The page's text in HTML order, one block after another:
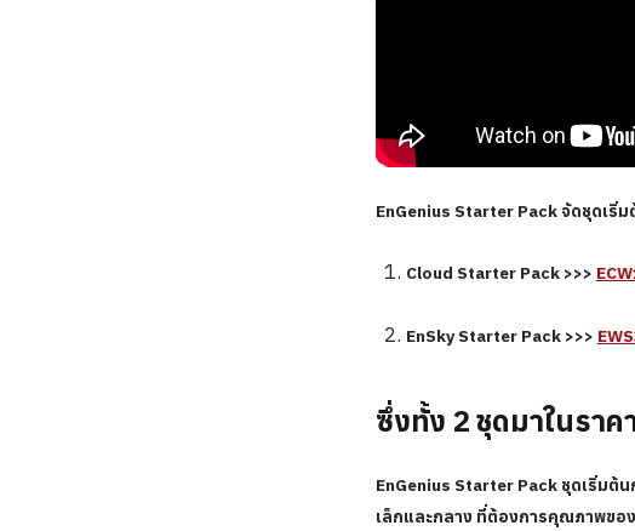
EnGenius Starter Pack จัดชุดเริ่ม
Cloud Starter Pack >>>
EnSky Starter Pack >>>
ซึ่งทั้ง 2 ชุดมาในรา
EnGenius Starter Pack ชุดเริ่มต้
เล็กและกลาง ที่ต้องการคุณภาพข